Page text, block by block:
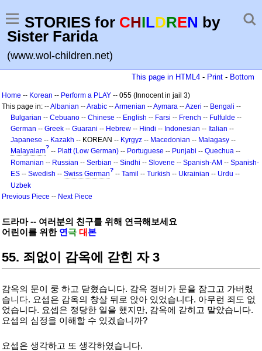
STORIES for CHILDREN by
Sister Farida
(www.wol-children.net)
This page in HTML4 - Print - Bottom
Home -- Korean -- Perform a PLAY -- 055 (Innocent in jail 3)
This page in: --Albanian --Arabic --Armenian --Aymara --Azeri -- Bengali --
Bulgarian -- Cebuano -- Chinese -- English -- Farsi -- French -- Fulfulde --
German -- Greek -- Guarani -- Hebrew -- Hindi -- Indonesian -- Italian --
Japanese -- Kazakh -- KOREAN -- Kyrgyz -- Macedonian -- Malagasy --
Malayalam? -- Platt (Low German) -- Portuguese -- Punjabi -- Quechua --
Romanian -- Russian -- Serbian -- Sindhi -- Slovene -- Spanish-AM -- Spanish-
ES -- Swedish -- Swiss German? -- Tamil -- Turkish -- Ukrainian -- Urdu --
Uzbek
Previous Piece -- Next Piece
드라마 -- 여러분의 친구를 위해 연극해보세요
어린이를 위한 연극 대본
55. 죄없이 감옥에 갇힌 자 3
감옥의 문이 쿵 하고 닫혔습니다. 감옥 경비가 문을 잠그고 가버렸
습니다. 요셉은 감옥의 창살 뒤로 앉아 있었습니다. 아무런 죄도 없
었습니다. 요셉은 정당한 일을 했지만, 감옥에 갇히고 말았습니다.
요셉의 심정을 이해할 수 있겠습니까?
요셉은 생각하고 또 생각하였습니다.